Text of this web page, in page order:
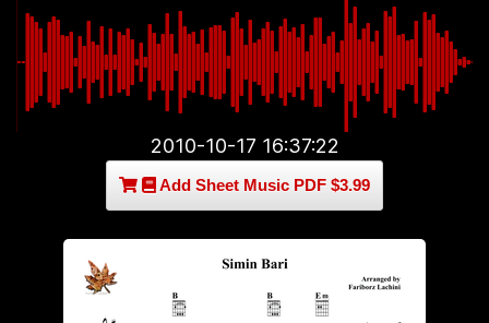
2010-10-17 16:37:22
Add Sheet Music PDF $3.99